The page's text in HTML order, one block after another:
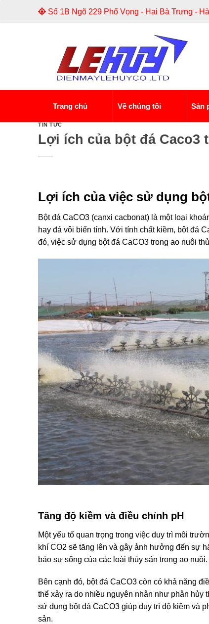
Số 1B Ngõ 229 Phố Vọng - Hai Bà Trưng -
Trang chủ Về chúng tôi Sản
TIN TỨC
Lợi ích của bột đá Caco3
Lợi ích của việc sử dụng
Bột đá CaCO3 (canxi cacbonat) là một loại
hay đá vôi biến tính. Với tính chất kiềm, bột đá
đó, việc sử dụng bột đá CaCO3 trong ao nuôi
Tăng độ kiềm và điều chỉnh pH
Một yếu tố quan trọng trong việc duy trì môi
khí CO2 sẽ tăng lên và gây ảnh hưởng đến sự
bảo sự sống của các loài thủy sản trong ao nuôi.
Bên cạnh đó, bột đá CaCO3 còn có khả năng
thể xảy ra do nhiều nguyên nhân như phân
sử dụng bột đá CaCO3 giúp duy trì độ kiềm và
sản.